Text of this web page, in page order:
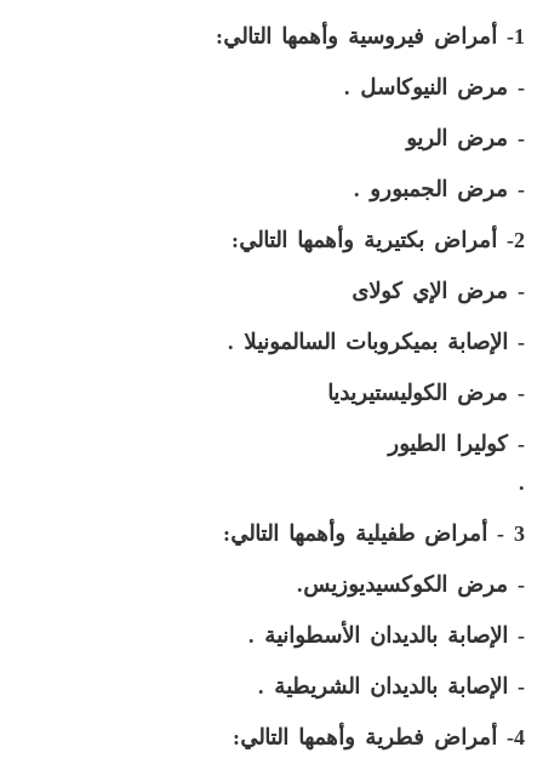
1- أمراض فيروسية وأهمها التالي:
- مرض النيوكاسل .
- مرض الريو
- مرض الجمبورو .
2- أمراض بكتيرية وأهمها التالي:
- مرض الإي كولاى
- الإصابة بميكروبات السالمونيلا .
- مرض الكوليستيريديا
- كوليرا الطيور
3 - أمراض طفيلية وأهمها التالي:
- مرض الكوكسيديوزيس.
- الإصابة بالديدان الأسطوانية .
- الإصابة بالديدان الشريطية .
4- أمراض فطرية وأهمها التالي: